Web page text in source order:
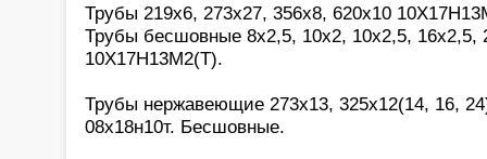
Трубы 219х6, 273х27, 356х8, 620х10
Трубы бесшовные 8х2,5, 10х2, 10х2,5, 16х2,5,
10Х17Н13М2(Т).
Трубы нержавеющие 273х13, 325х12(14, 16,
08х18н10т. Бесшовные.